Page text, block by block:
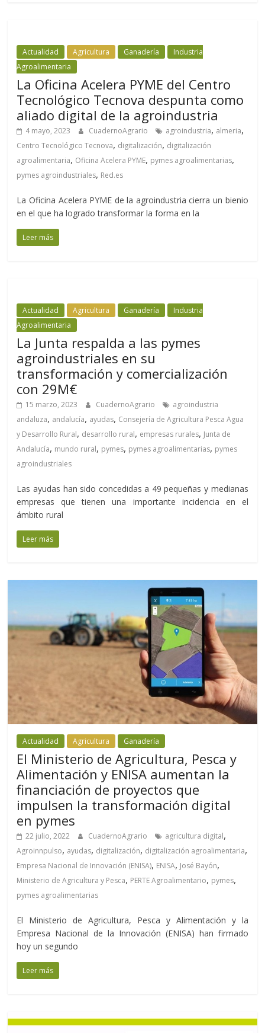
Actualidad Agricultura Ganadería
Industria
Agroalimentaria
La Oficina Acelera PYME del Centro
Tecnológico Tecnova despunta como
aliado digital de la agroindustria
4 mayo, 2023 CuadernoAgrario agroindustria, almeria,
Centro Tecnológico Tecnova, digitalización, digitalización
agroalimentaria, Oficina Acelera PYME, pymes agroalimentarias,
pymes agroindustriales, Red.es
La Oficina Acelera PYME de la agroindustria cierra un bienio
en el que ha logrado transformar la forma en la
Leer más
Actualidad Agricultura Ganadería
Industria
Agroalimentaria
La Junta respalda a las pymes
agroindustriales en su
transformación y comercialización
con 29M€
15 marzo, 2023 CuadernoAgrario
agroindustria
andaluza, andalucía, ayudas, Consejería de Agricultura Pesca Agua
y Desarrollo Rural, desarrollo rural, empresas rurales, Junta de
Andalucía, mundo rural, pymes, pymes agroalimentarias, pymes
agroindustriales
Las ayudas han sido concedidas a 49 pequeñas y medianas
empresas que tienen una importante incidencia en el
ámbito rural
Leer más
Actualidad Agricultura Ganadería
El Ministerio de Agricultura, Pesca y
Alimentación y ENISA aumentan la
financiación de proyectos que
impulsen la transformación digital
en pymes
22 julio, 2022 CuadernoAgrario agricultura digital,
Agroinnpulso, ayudas, digitalización, digitalización agroalimentaria,
Empresa Nacional de Innovación (ENISA), ENISA, José Bayón,
Ministerio de Agricultura y Pesca, PERTE Agroalimentario, pymes,
pymes agroalimentarias
El Ministerio de Agricultura, Pesca y Alimentación y la
Empresa Nacional de la Innovación (ENISA) han firmado
hoy un segundo
Leer más